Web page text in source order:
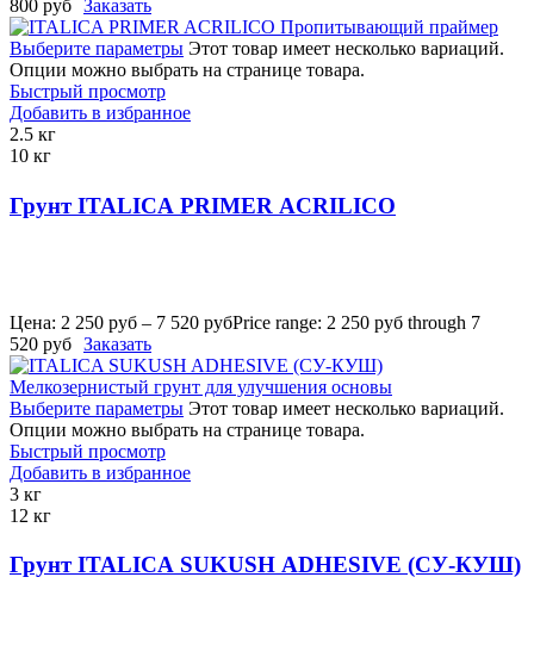
800 руб Заказать
Выберите параметры Этот товар имеет несколько вариаций.
Опции можно выбрать на странице товара.
Быстрый просмотр
Добавить в избранное
2.5 кг
10 кг
Грунт ITALICA PRIMER ACRILICO
Цена: 2 250 руб – 7 520 рубPrice range: 2 250 руб through 7
520 руб Заказать
Выберите параметры Этот товар имеет несколько вариаций.
Опции можно выбрать на странице товара.
Быстрый просмотр
Добавить в избранное
3 кг
12 кг
Грунт ITALICA SUKUSH ADHESIVE (СУ-КУШ)